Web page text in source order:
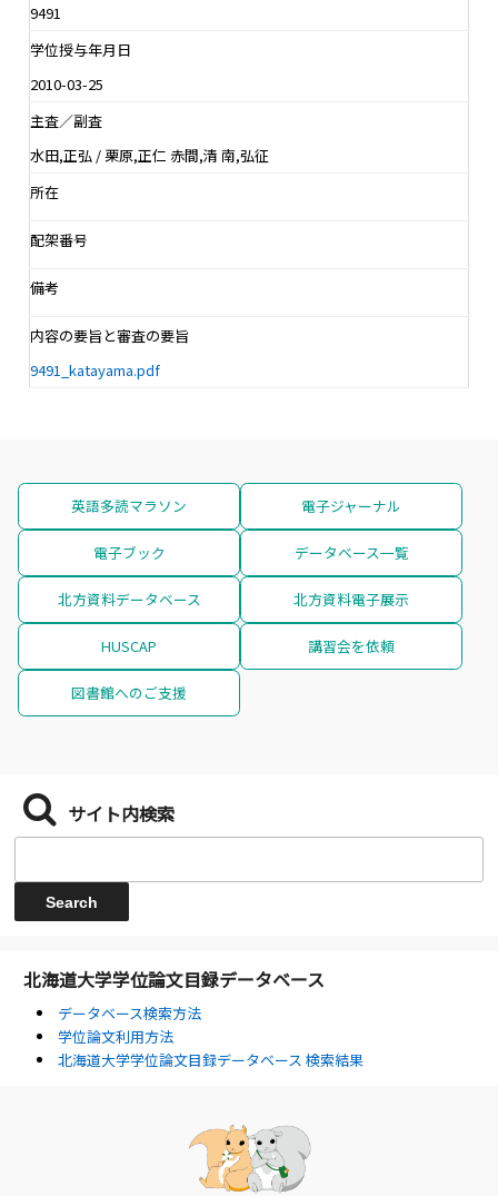
9491
学位授与年月日
2010-03-25
主査／副査
水田,正弘 / 栗原,正仁 赤間,清 南,弘征
所在
配架番号
備考
内容の要旨と審査の要旨
9491_katayama.pdf
英語多読マラソン 電子ジャーナル
電子ブック データベース一覧
北方資料データベース 北方資料電子展示
HUSCAP 講習会を依頼
図書館へのご支援
サイト内検索
北海道大学学位論文目録データベース
データベース検索方法
学位論文利用方法
北海道大学学位論文目録データベース 検索結果